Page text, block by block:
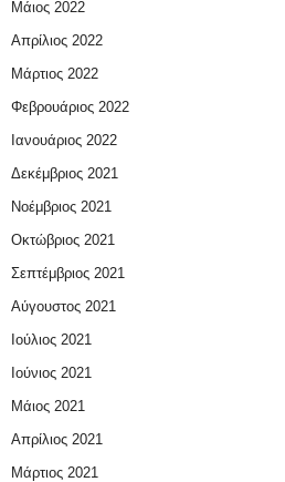
Μάιος 2022
Απρίλιος 2022
Μάρτιος 2022
Φεβρουάριος 2022
Ιανουάριος 2022
Δεκέμβριος 2021
Νοέμβριος 2021
Οκτώβριος 2021
Σεπτέμβριος 2021
Αύγουστος 2021
Ιούλιος 2021
Ιούνιος 2021
Μάιος 2021
Απρίλιος 2021
Μάρτιος 2021